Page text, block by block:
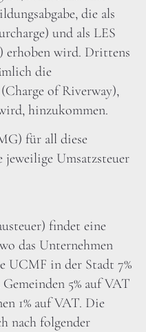
die als
und als LES
erhoben wird. Drittens
die
of Riverway),
hinzukommen.
für all diese
Umsatzsteuer
findet eine
das Unternehmen
UCMF in der Stadt 7%
5% auf VAT
1% auf VAT. Die
nach folgender